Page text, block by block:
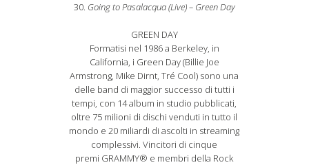
30. Going to Pasalacqua (Live) – Green Day
GREEN DAY
Formatisi nel 1986 a Berkeley, in
California, i Green Day (Billie Joe
Armstrong, Mike Dirnt, Tré Cool) sono una
delle band di maggior successo di tutti i
tempi, con 14 album in studio pubblicati,
oltre 75 milioni di dischi venduti in tutto il
mondo e 20 miliardi di ascolti in streaming
complessivi. Vincitori di cinque
premi GRAMMY® e membri della Rock